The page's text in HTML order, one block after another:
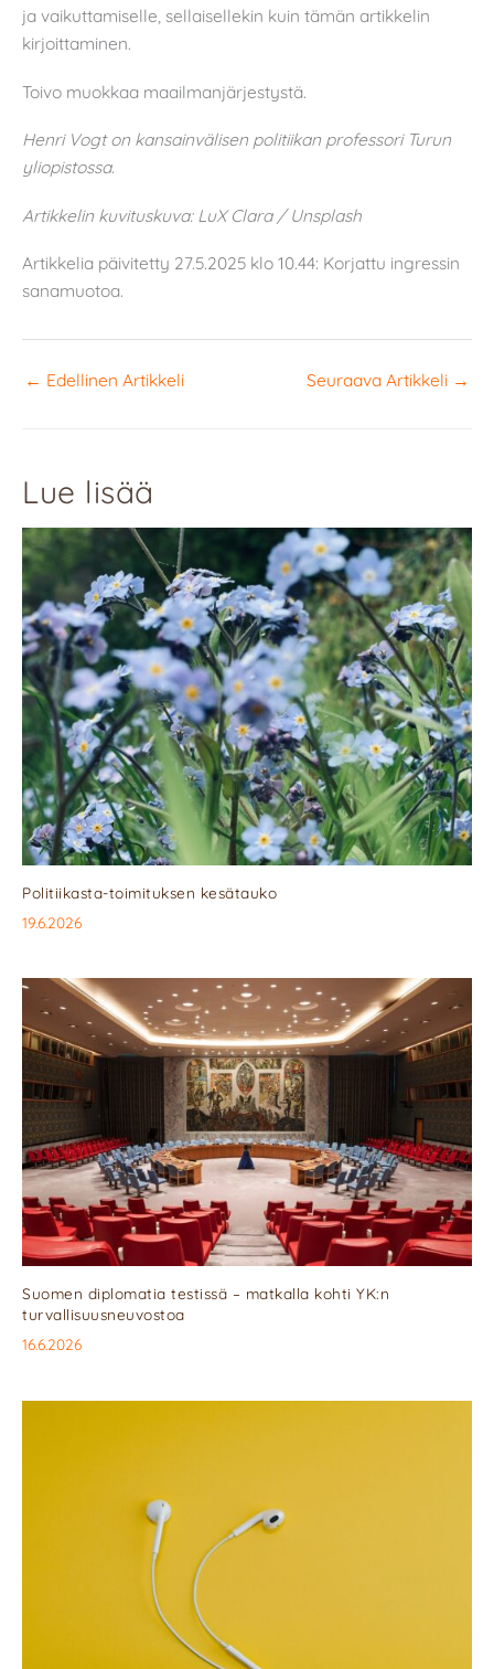
ja vaikuttamiselle, sellaisellekin kuin tämän artikkelin
kirjoittaminen.
Toivo muokkaa maailmanjärjestystä.
Henri Vogt on kansainvälisen politiikan professori Turun
yliopistossa.
Artikkelin kuvituskuva: LuX Clara / Unsplash
Artikkelia päivitetty 27.5.2025 klo 10.44: Korjattu ingressin
sanamuotoa.
← Edellinen Artikkeli Seuraava Artikkeli →
Lue lisää
Politiikasta-toimituksen kesätauko
19.6.2026
Suomen diplomatia testissä – matkalla kohti YK:n
turvallisuusneuvostoa
16.6.2026